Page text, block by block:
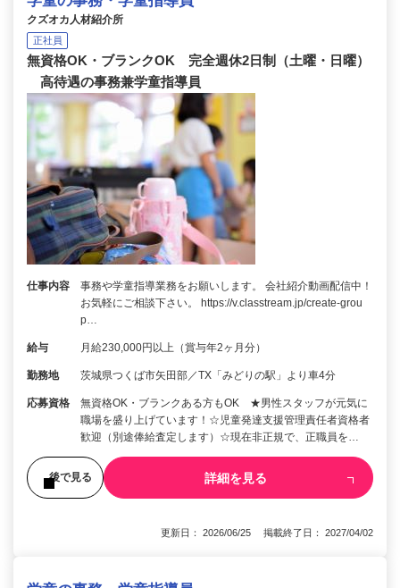
クズオカ人材紹介所
正社員
無資格OK・ブランクOK 完全週休2日制（土曜・日曜）
高待遇の事務兼学童指導員
仕事内容
事務や学童指導業務をお願いします。 会社紹介動画配信中！
お気軽にご相談下さい。 https://v.classtream.jp/create-grou
p…
給与 月給230,000円以上（賞与年2ヶ月分）
勤務地 茨城県つくば市矢田部／TX「みどりの駅」より車4分
応募資格
無資格OK・ブランクある方もOK ★男性スタッフが元気に
職場を盛り上げています！☆児童発達支援管理責任者資格者
歓迎（別途俸給査定します）☆現在非正規で、正職員を…
後で見る 詳細を見る
更新日： 2026/06/25 掲載終了日： 2027/04/02